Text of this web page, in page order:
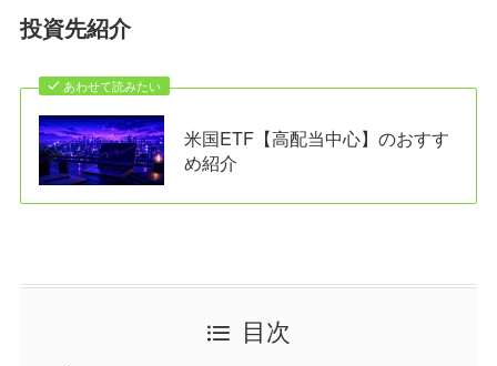
投資先紹介
あわせて読みたい
米国ETF【高配当中心】のおすす
め紹介
目次